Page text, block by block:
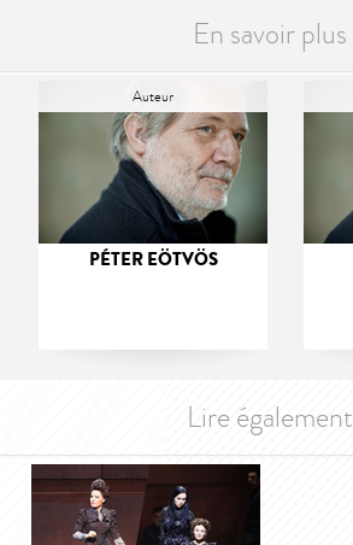
En savoir plus
Auteur
PÉTER EÖTVÖS
Lire également